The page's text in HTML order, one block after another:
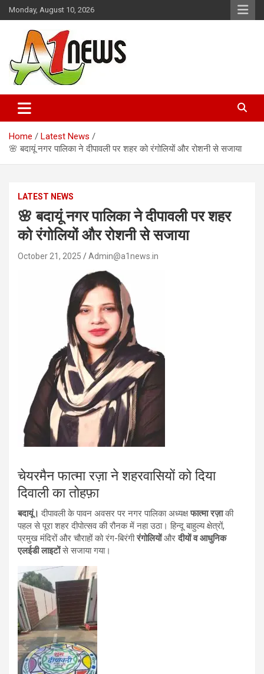
Skip
to
content
Monday, August 10, 2026
A1news.in
Home
Latest News
🌸 बदायूं नगर पालिका ने दीपावली पर शहर को रंगोलियों और रोशनी से सजाया
LATEST NEWS
🌸 बदायूं नगर पालिका ने दीपावली पर शहर
को रंगोलियों और रोशनी से सजाया
October 21, 2025 Admin@a1news.in
चेयरमैन फात्मा रज़ा ने शहरवासियों को दिया
दिवाली का तोहफ़ा
बदायूं। दीपावली के पावन अवसर पर नगर पालिका अध्यक्षफात्मा रज़ाकी
पहल से पूरा शहर दीपोत्सव की रौनक में नहा उठा। हिन्दू बाहुल्य क्षेत्रों,
प्रमुख मंदिरों और चौराहों को रंग-बिरंगीरंगोलियोंऔरदीयों व आधुनिक
एलईडी लाइटोंसे सजाया गया।